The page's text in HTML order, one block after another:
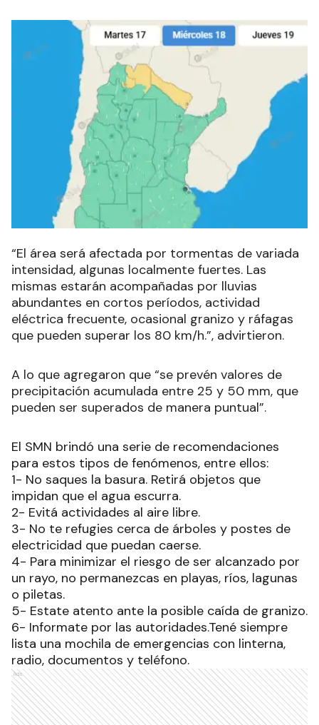
“El área será afectada por tormentas de variada
intensidad, algunas localmente fuertes. Las
mismas estarán acompañadas por lluvias
abundantes en cortos períodos, actividad
eléctrica frecuente, ocasional granizo y ráfagas
que pueden superar los 80 km/h.”, advirtieron.
A lo que agregaron que “se prevén valores de
precipitación acumulada entre 25 y 50 mm, que
pueden ser superados de manera puntual”.
El SMN brindó una serie de recomendaciones
para estos tipos de fenómenos, entre ellos:
1- No saques la basura. Retirá objetos que
impidan que el agua escurra.
2- Evitá actividades al aire libre.
3- No te refugies cerca de árboles y postes de
electricidad que puedan caerse.
4- Para minimizar el riesgo de ser alcanzado por
un rayo, no permanezcas en playas, ríos, lagunas
o piletas.
5- Estate atento ante la posible caída de granizo.
6- Informate por las autoridades.Tené siempre
lista una mochila de emergencias con linterna,
radio, documentos y teléfono.
Ads